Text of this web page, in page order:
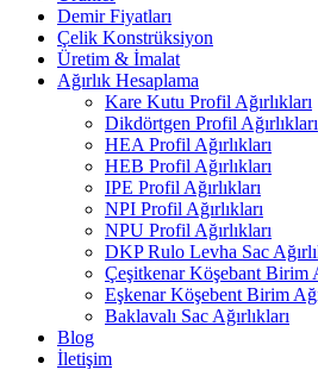
Demir Fiyatları
Çelik Konstrüksiyon
Üretim & İmalat
Ağırlık Hesaplama
Kare Kutu Profil Ağırlıkları
Dikdörtgen Profil Ağırlıkları
HEA Profil Ağırlıkları
HEB Profil Ağırlıkları
IPE Profil Ağırlıkları
NPI Profil Ağırlıkları
NPU Profil Ağırlıkları
DKP Rulo Levha Sac
Çeşitkenar Köşebant Birim
Eşkenar Köşebent Birim
Baklavalı Sac Ağırlıkları
Blog
İletişim